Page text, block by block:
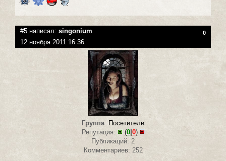
#5 написал: singonium 0
12 ноября 2011 16:36
Группа: Посетители
Репутация:
(0| 0)
Публикаций: 2
Комментариев: 252